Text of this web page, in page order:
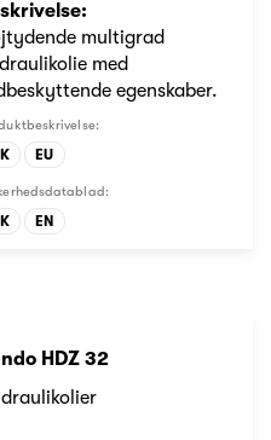
multigrad
med
egenskaber.
EU
EN
HDZ 32